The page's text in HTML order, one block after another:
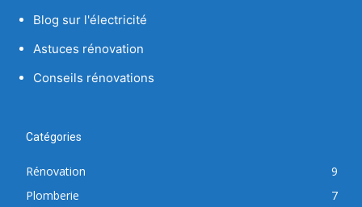
Blog sur l'électricité
Astuces rénovation
Conseils rénovations
Catégories
Rénovation
9
Plomberie
7